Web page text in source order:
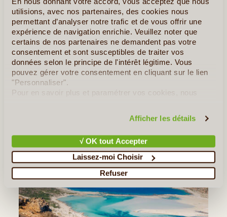
utilisions, avec nos partenaires, des cookies nous
permettant d’analyser notre trafic et de vous offrir une
expérience de navigation enrichie. Veuillez noter que
certains de nos partenaires ne demandent pas votre
consentement et sont susceptibles de traiter vos
données selon le principe de l'intérêt légitime. Vous
pouvez gérer votre consentement en cliquant sur le lien
"Personnaliser".
Pour en savoir plus et paramétrer vos cookies, nous
Afficher les détails
√ OK tout Accepter
Laissez-moi Choisir
Refuser
À partir de1 250 €
Enfin les vacances pendant lesquelles vous ne vous
souciez de rien... Entre vos chauffeurs et vos guides
privés qui se chargent de tout, vous n’avez plus qu’à
vous détendre, déconnecter et profiter de l’ile de Crète si
belle de (...)
Le tour de la Crète à la Découverte de ses 5 Valeurs